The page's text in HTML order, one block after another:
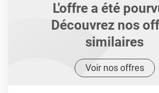
L'offre a été
Découvrez nos
similaires
Voir nos offres